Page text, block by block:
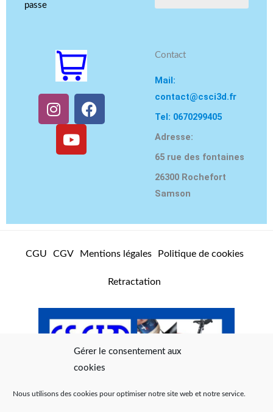
Gérer le consentement aux
cookies
Nous utilisons des cookies pour optimiser notre site web et notre service.
passe
I
n
s
m
F
a
Y
u
t
Contact
Mail:
contact@csci3d.fr
Tel: 0670299405
Adresse:
65 rue des fontaines
26300 Rochefort
Samson
CGU CGV Mentions légales Politique de cookies
Retractation